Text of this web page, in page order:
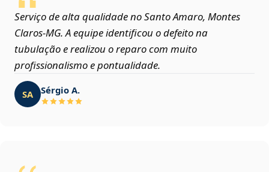
Serviço de alta qualidade no Santo Amaro, Montes
Claros‑MG. A equipe identificou o defeito na
tubulação e realizou o reparo com muito
profissionalismo e pontualidade.
SA Sérgio A.